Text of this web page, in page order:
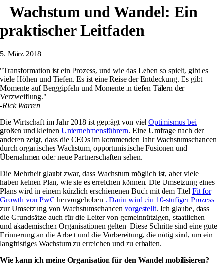
Wachstum und Wandel: Ein
praktischer Leitfaden
5. März 2018
"Transformation ist ein Prozess, und wie das Leben so spielt, gibt es
viele Höhen und Tiefen. Es ist eine Reise der Entdeckung. Es gibt
Momente auf Berggipfeln und Momente in tiefen Tälern der
Verzweiflung."
-Rick Warren
Die Wirtschaft im Jahr 2018 ist geprägt von viel Optimismus bei
großen und kleinen Unternehmensführern. Eine Umfrage nach der
anderen zeigt, dass die CEOs im kommenden Jahr Wachstumschancen
durch organisches Wachstum, opportunistische Fusionen und
Übernahmen oder neue Partnerschaften sehen.
Die Mehrheit glaubt zwar, dass Wachstum möglich ist, aber viele
haben keinen Plan, wie sie es erreichen können. Die Umsetzung eines
Plans wird in einem kürzlich erschienenen Buch mit dem Titel Fit for
Growth von PwC hervorgehoben . Darin wird ein 10-stufiger Prozess
zur Umsetzung von Wachstumschancen vorgestellt. Ich glaube, dass
die Grundsätze auch für die Leiter von gemeinnützigen, staatlichen
und akademischen Organisationen gelten. Diese Schritte sind eine gute
Erinnerung an die Arbeit und die Vorbereitung, die nötig sind, um ein
langfristiges Wachstum zu erreichen und zu erhalten.
Wie kann ich meine Organisation für den Wandel mobilisieren?